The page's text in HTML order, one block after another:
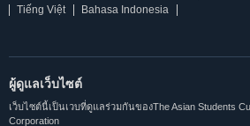
Tiếng Việt
Bahasa Indonesia
ผู้ดูแลเว็บไซต์
เว็บไซต์นี้เป็นเวบที่ดูแลร่วมกันของThe Asian Students
Corporation